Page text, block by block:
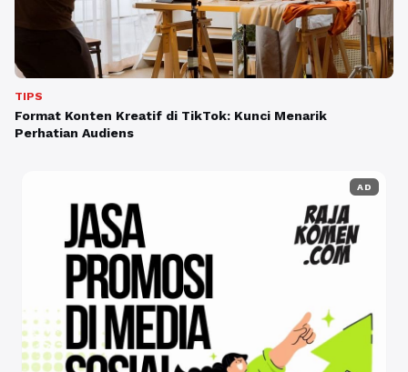
TIPS
Format Konten Kreatif di TikTok: Kunci Menarik
Perhatian Audiens
AD